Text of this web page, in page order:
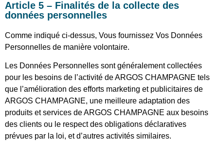
Article 5 – Finalités de la collecte des
données personnelles
Comme indiqué ci-dessus, Vous fournissez Vos Données
Personnelles de manière volontaire.
Les Données Personnelles sont généralement collectées
pour les besoins de l’activité de ARGOS CHAMPAGNE tels
que l’amélioration des efforts marketing et publicitaires de
ARGOS CHAMPAGNE, une meilleure adaptation des
produits et services de ARGOS CHAMPAGNE aux besoins
des clients ou le respect des obligations déclaratives
prévues par la loi, et d’autres activités similaires.